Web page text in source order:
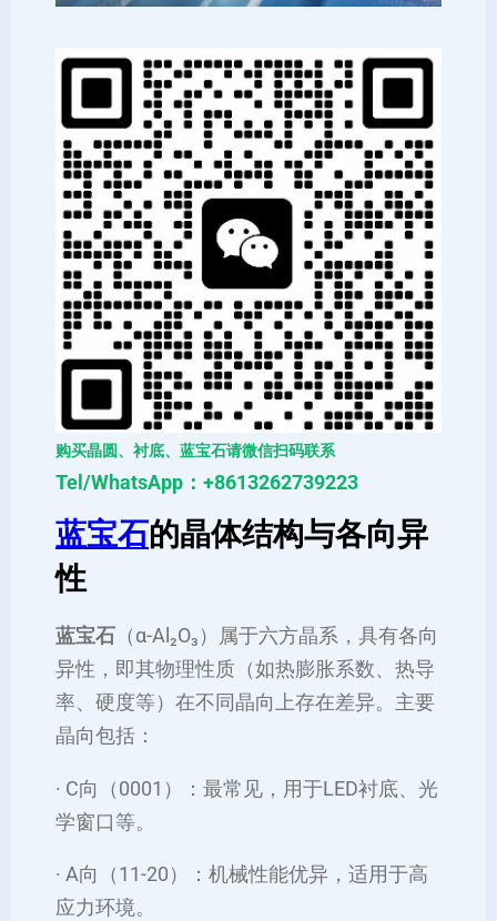
购买晶圆、衬底、蓝宝石请微信扫码联系
Tel/WhatsApp：+8613262739223
蓝宝石的晶体结构与各向异
性
蓝宝石 （α-Al₂O₃）属于六方晶系，具有各向
异性，即其物理性质（如热膨胀系数、热导
率、硬度等）在不同晶向上存在差异。主要
晶向包括：
· C向（0001）：最常见，用于LED衬底、光
学窗口等。
· A向（11-20）：机械性能优异，适用于高
应力环境。